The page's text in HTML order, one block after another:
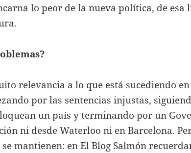
lo peor de la nueva política, de esa
relevancia a lo que está sucediendo en
por las sentencias injustas,
un país y terminando por un
ni desde Waterloo ni en Barcelona.
mantienen: en El Blog Salmón